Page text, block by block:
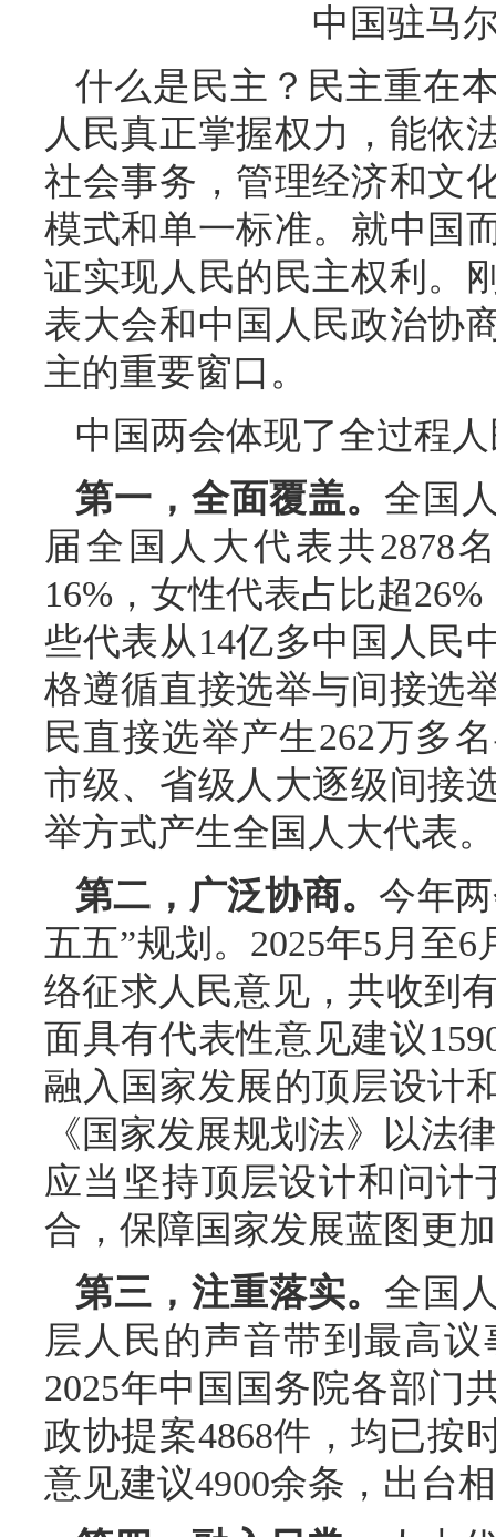
中国驻马
什么是民主？民主重在
人民真正掌握权力，能依
社会事务，管理经济和文
模式和单一标准。就中国
证实现人民的民主权利。
表大会和中国人民政治协
主的重要窗口。
中国两会体现了全过程
第一，全面覆盖。 全国
届全国人大代表共2878
16%，女性代表占比超
些代表从14亿多中国人民
格遵循直接选举与间接选
民直接选举产生262万多
市级、省级人大逐级间接
举方式产生全国人大代表。
第二，广泛协商。 今年
五五”规划。2025年5月至
络征求人民意见，共收到
面具有代表性意见建议
融入国家发展的顶层设计
《国家发展规划法》以法
应当坚持顶层设计和问计
合，保障国家发展蓝图更
第三，注重落实。 全国
层人民的声音带到最高
2025年中国国务院各部门
政协提案4868件，均已按
意见建议4900余条，出台